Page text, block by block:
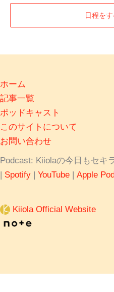
日程を
ホーム
記事一覧
ポッドキャスト
このサイトについて
お問い合わせ
Podcast: Kiiolaの今日もセキ
| Spotify | YouTube | Apple
Kiiola Official Website